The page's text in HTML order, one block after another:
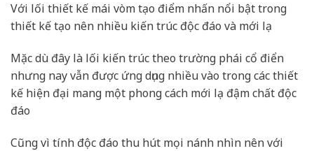
Với lối thiết kế mái vòm tạo điểm nhấn nổi bật trong
thiết kế tạo nên nhiều kiến trúc độc đáo và mới lạ
Mặc dù đây là lối kiến trúc theo trường phái cổ điển
nhưng nay vẫn được ứng dụng nhiều vào trong các thiết
kế hiện đại mang một phong cách mới lạ đậm chất độc
đáo
Cũng vì tính độc đáo thu hút mọi nánh nhìn nên với